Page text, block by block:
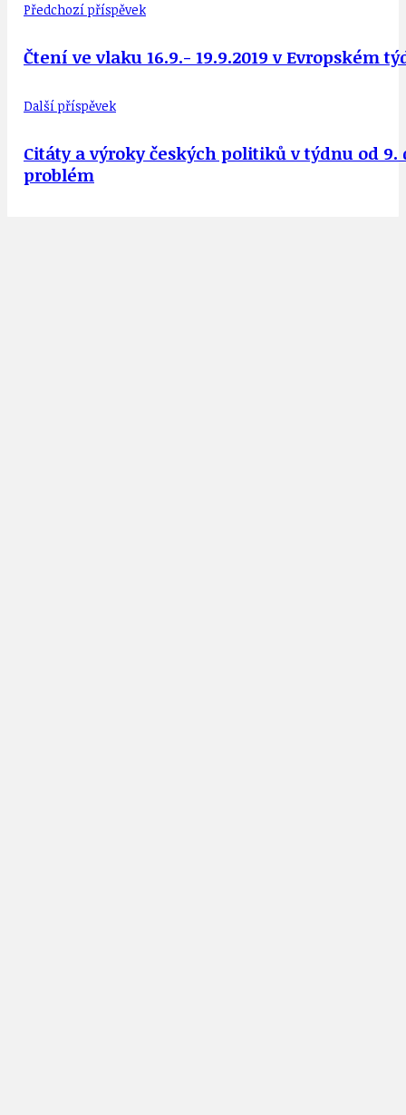
Předchozí příspěvek
Čtení ve vlaku 16.9.- 19.9.2019 v Evropském
Další příspěvek
Citáty a výroky českých politiků v týdnu od 9.
problém